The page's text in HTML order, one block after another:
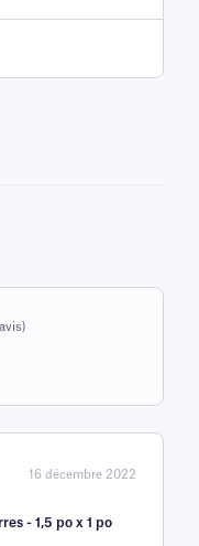
16 décembre 2022
- 1,5 po x 1 po